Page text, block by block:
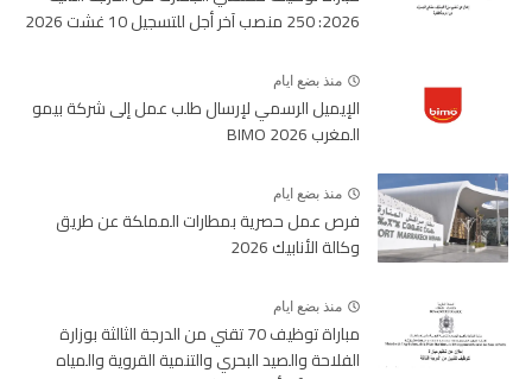
2026: 250 منصب آخر أجل للتسجيل 10 غشت 2026
منذ بضع ايام
الإيميل الرسمي لإرسال طلب عمل إلى شركة بيمو
المغرب BIMO 2026
منذ بضع ايام
فرص عمل حصرية بمطارات المملكة عن طريق
وكالة الأنابيك 2026
منذ بضع ايام
مباراة توظيف 70 تقني من الدرجة الثالثة بوزارة
الفلاحة والصيد البحري والتنمية القروية والمياه